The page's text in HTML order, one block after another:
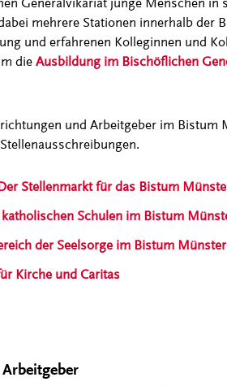
Generalvikariat junge Menschen in
mehrere Stationen innerhalb der
und erfahrenen Kolleginnen und
die Ausbildung im Bischöflichen
und Arbeitgeber im
Stellenmarkt für das Bistum
Schulen im Bistum
der Seelsorge im Bistum Münster
Kirche und Caritas